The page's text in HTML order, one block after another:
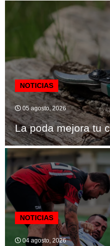
NOTICIAS
05 agosto, 2026
La poda mejora tu
NOTICIAS
04 agosto, 2026